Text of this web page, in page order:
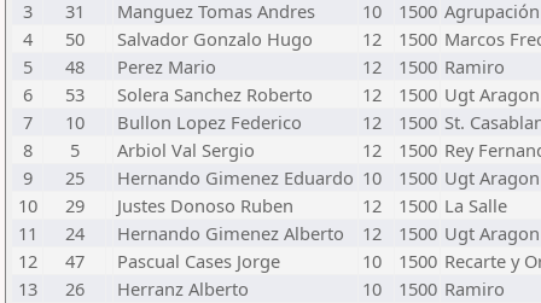
3
31 Manguez Tomas Andres 10 1500 Agrupación
4
50 Salvador Gonzalo Hugo 12 1500 Marcos
5
48 Perez Mario 12 1500 Ramiro
6
53 Solera Sanchez Roberto 12 1500 Ugt Aragon
7
10 Bullon Lopez Federico 12 1500 St.
8
5 Arbiol Val Sergio 12 1500 Rey
9
25 Hernando Gimenez Eduardo 10 1500 Ugt Aragon
10
29 Justes Donoso Ruben 12 1500 La Salle
11
24 Hernando Gimenez Alberto 12 1500 Ugt Aragon
12
47 Pascual Cases Jorge 10 1500 Recarte y
13
26 Herranz Alberto 10 1500 Ramiro